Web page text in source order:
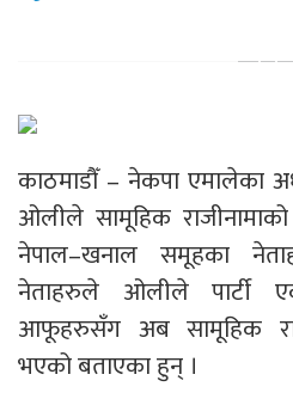
काठमाडौँ – नेकपा एमालेका
ओलीले सामूहिक
नेपाल–खनाल समूहका
नेताहरुले ओलीले पार्टी
आफूहरुसँग अब सामूहिक
भएको बताएका हुन् ।